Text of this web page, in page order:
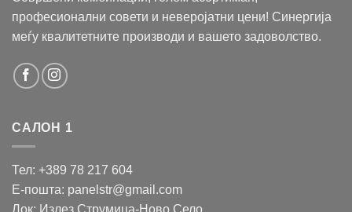
професионални совети и неверојатни цени! Синергија
меѓу квалитетните производи и вашето задоволство.
САЛОН 1
Тел: +389 78 217 604
Е-пошта: panelstr@gmail.com